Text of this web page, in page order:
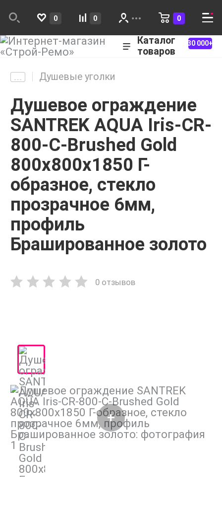
0 0 0
Каталог
товаров
30 000+
Душевые уголки
Душевое ограждение
SANTREK AQUA Iris-CR-
800-C-Brushed Gold
800х800х1850 Г-
образное, стекло
прозрачное 6мм,
профиль
Брашированное золото
0 отзывов